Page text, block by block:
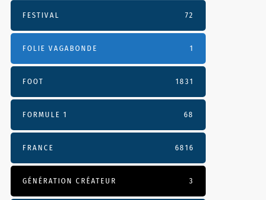
FESTIVAL 72
FOLIE VAGABONDE 1
FOOT 1831
FORMULE 1 68
FRANCE 6816
GÉNÉRATION CRÉATEUR 3